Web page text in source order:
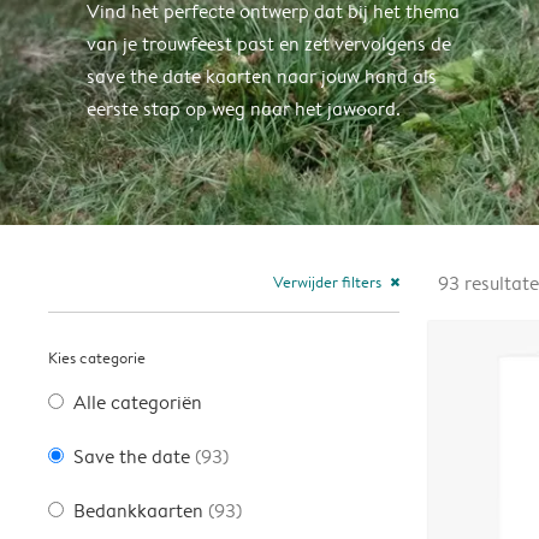
Vind het perfecte ontwerp dat bij het thema
van je trouwfeest past en zet vervolgens de
save the date kaarten naar jouw hand als
eerste stap op weg naar het jawoord.
Verwijder filters close
Kies categorie
Alle categoriën
Save the date (93)
Bedankkaarten (93)
93